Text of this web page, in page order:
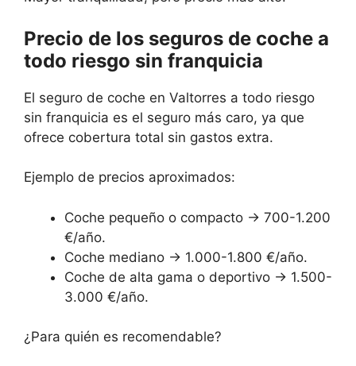
Precio de los seguros de coche a
todo riesgo sin franquicia
El seguro de coche en Valtorres a todo riesgo
sin franquicia es el seguro más caro, ya que
ofrece cobertura total sin gastos extra.
Ejemplo de precios aproximados:
Coche pequeño o compacto → 700-1.200
€/año.
Coche mediano → 1.000-1.800 €/año.
Coche de alta gama o deportivo → 1.500-
3.000 €/año.
¿Para quién es recomendable?